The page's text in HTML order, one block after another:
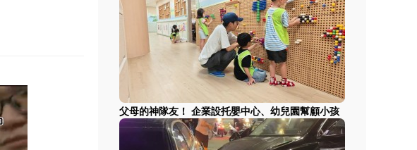
父母的神隊友！ 企業設托嬰中心、幼兒園幫顧小孩